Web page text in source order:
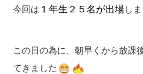
今回は １年生２５名が出場し
この日の為に、朝早くから放課
てきました